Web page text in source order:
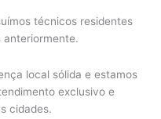
técnicos residentes
anteriormente.
local sólida e estamos
exclusivo e
cidades.